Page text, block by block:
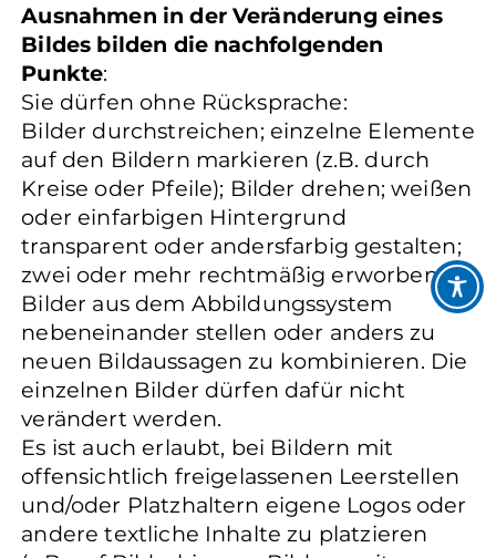
Ausnahmen in der Veränderung eines
Bildes bilden die nachfolgenden
Punkte:
Sie dürfen ohne Rücksprache:
Bilder durchstreichen; einzelne Elemente
auf den Bildern markieren (z.B. durch
Kreise oder Pfeile); Bilder drehen; weißen
oder einfarbigen Hintergrund
transparent oder andersfarbig gestalten;
zwei oder mehr rechtmäßig erworbene
Bilder aus dem Abbildungssystem
nebeneinander stellen oder anders zu
neuen Bildaussagen zu kombinieren. Die
einzelnen Bilder dürfen dafür nicht
verändert werden.
Es ist auch erlaubt, bei Bildern mit
offensichtlich freigelassenen Leerstellen
und/oder Platzhaltern eigene Logos oder
andere textliche Inhalte zu platzieren